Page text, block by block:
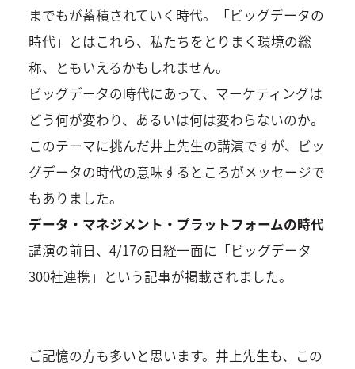
までもが蓄積されていく時代。「ビッグデータの
時代」とはこれら、私たちをとりまく環境の総
称、ともいえるかもしれません。
ビッグデータの時代にあって、マーケティングは
どう何が変わり、あるいは何は変わらないのか。
このテーマに挑んだ井上先生の講演ですが、ビッ
グデータの時代の意味するところがメッセージで
もありました。
データ・マネジメント・プラットフォームの時代
講演の前日、4/17の日経一面に「ビッグデータ
300社連携」という記事が掲載されました。
ご記憶の方も多いと思います。井上先生も、この